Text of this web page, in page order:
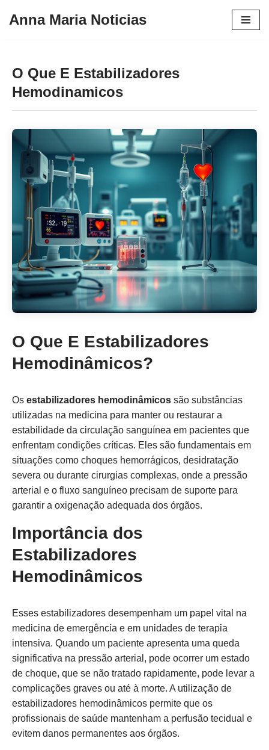
conteúdo
Anna Maria Noticias
O Que E Estabilizadores
Hemodinamicos
O Que E Estabilizadores
Hemodinâmicos?
Os estabilizadores hemodinâmicos são substâncias
utilizadas na medicina para manter ou restaurar a
estabilidade da circulação sanguínea em pacientes que
enfrentam condições críticas. Eles são fundamentais em
situações como choques hemorrágicos, desidratação
severa ou durante cirurgias complexas, onde a pressão
arterial e o fluxo sanguíneo precisam de suporte para
garantir a oxigenação adequada dos órgãos.
Importância dos
Estabilizadores
Hemodinâmicos
Esses estabilizadores desempenham um papel vital na
medicina de emergência e em unidades de terapia
intensiva. Quando um paciente apresenta uma queda
significativa na pressão arterial, pode ocorrer um estado
de choque, que se não tratado rapidamente, pode levar a
complicações graves ou até à morte. A utilização de
estabilizadores hemodinâmicos permite que os
profissionais de saúde mantenham a perfusão tecidual e
evitem danos permanentes aos órgãos.